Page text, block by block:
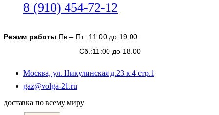
8 (910) 454-72-12
вашем
приложении
Режим работы Пн.– Пт.: 11:00 до 19:00
Сб.:11:00 до 18.00
Москва, ул. Никулинская д.23 к.4 стр.1
gaz@volga-21.ru
вашем
доставка по всему миру